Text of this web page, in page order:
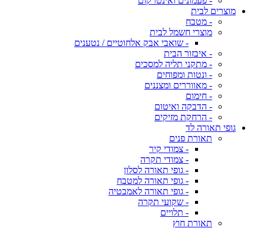
מוצרים לבית
- מטבח
מוצרי חשמל לבית
- שואבי אבק אלחוטיים / נטענים
- איבזור הבית
- מתקני תליה למסכים
- ונטות ומפוחים
- מאווררים ומצננים
- חימום
- הדבקה ואיטום
- הרחקת מזיקים
גופי תאורה לד
תאורת פנים
- צמודי קיר
- צמודי תקרה
- גופי תאורה לסלון
- גופי תאורה למטבח
- גופי תאורה לאמבטיה
- שקועי תקרה
- תלויים
תאורת חוץ